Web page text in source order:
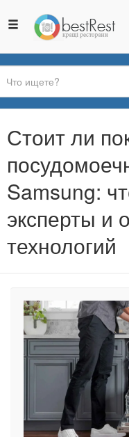
Вы
здесь
Стоит ли
Samsung:
эксперты и
технологий